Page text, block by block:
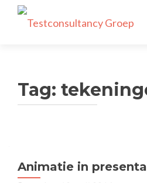
Tag:
Animatie in